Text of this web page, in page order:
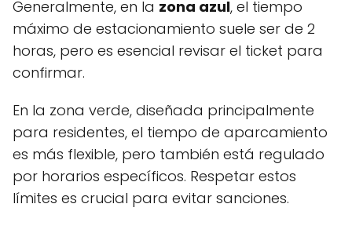
Generalmente, en la zona azul, el tiempo
máximo de estacionamiento suele ser de 2
horas, pero es esencial revisar el ticket para
confirmar.
En la zona verde, diseñada principalmente
para residentes, el tiempo de aparcamiento
es más flexible, pero también está regulado
por horarios específicos. Respetar estos
límites es crucial para evitar sanciones.